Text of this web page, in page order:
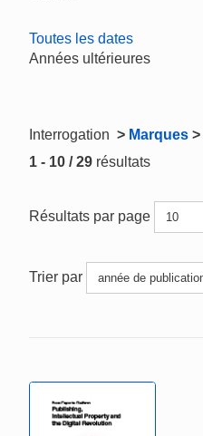
Toutes les dates
Années ultérieures
Interrogation > Marques >
1 - 10 / 29 résultats
Résultats par page
Trier par